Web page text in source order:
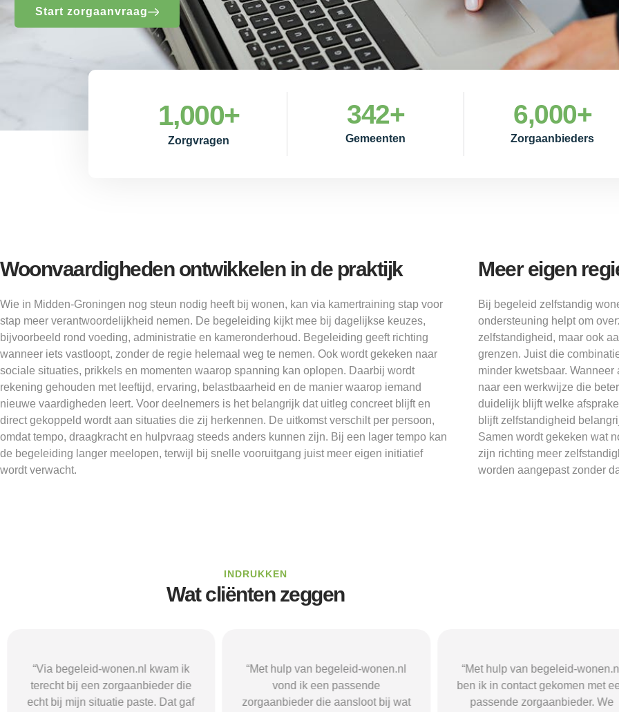
Start zorgaanvraag
Zorgvragen
1,000+
Gemeenten
342+
Zorgaanbieders
6,000+
Woonvaardigheden ontwikkelen in de praktijk
Wie in Midden-Groningen nog steun nodig heeft bij wonen, kan via kamertraining stap voor
stap meer verantwoordelijkheid nemen. De begeleiding kijkt mee bij dagelijkse keuzes,
bijvoorbeeld rond voeding, administratie en kameronderhoud. Begeleiding geeft richting
wanneer iets vastloopt, zonder de regie helemaal weg te nemen. Ook wordt gekeken naar
sociale situaties, prikkels en momenten waarop spanning kan oplopen. Daarbij wordt
rekening gehouden met leeftijd, ervaring, belastbaarheid en de manier waarop iemand
nieuwe vaardigheden leert. Voor deelnemers is het belangrijk dat uitleg concreet blijft en
direct gekoppeld wordt aan situaties die zij herkennen. De uitkomst verschilt per persoon,
omdat tempo, draagkracht en hulpvraag steeds anders kunnen zijn. Bij een lager tempo kan
de begeleiding langer meelopen, terwijl bij snelle vooruitgang juist meer eigen initiatief
wordt verwacht.
Meer eigen
Bij begeleid zelfstandig
ondersteuning helpt om
zelfstandigheid, maar ook
grenzen. Juist die
minder kwetsbaar.
naar een werkwijze die
duidelijk blijft welke
blijft zelfstandigheid
Samen wordt gekeken wat
zijn richting meer
worden aangepast zonder
INDRUKKEN
Wat cliënten zeggen
“Via begeleid-wonen.nl kwam ik
terecht bij een zorgaanbieder die
echt bij mijn situatie paste. Dat gaf
“Met hulp van begeleid-wonen.nl
vond ik een passende
zorgaanbieder die aansloot bij wat
“Met hulp van begeleid-wonen.nl
ben ik in contact gekomen met
passende zorgaanbieder. We